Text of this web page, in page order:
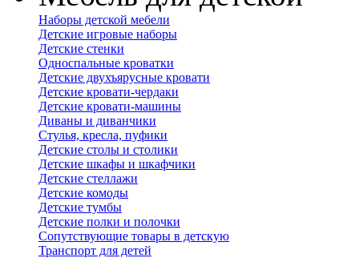
Наборы детской мебели
Детские игровые наборы
Детские стенки
Односпальные кроватки
Детские двухъярусные кровати
Детские кровати-чердаки
Детские кровати-машины
Диваны и диванчики
Стулья, кресла, пуфики
Детские столы и столики
Детские шкафы и шкафчики
Детские стеллажи
Детские комоды
Детские тумбы
Детские полки и полочки
Сопутствующие товары в детскую
Транспорт для детей